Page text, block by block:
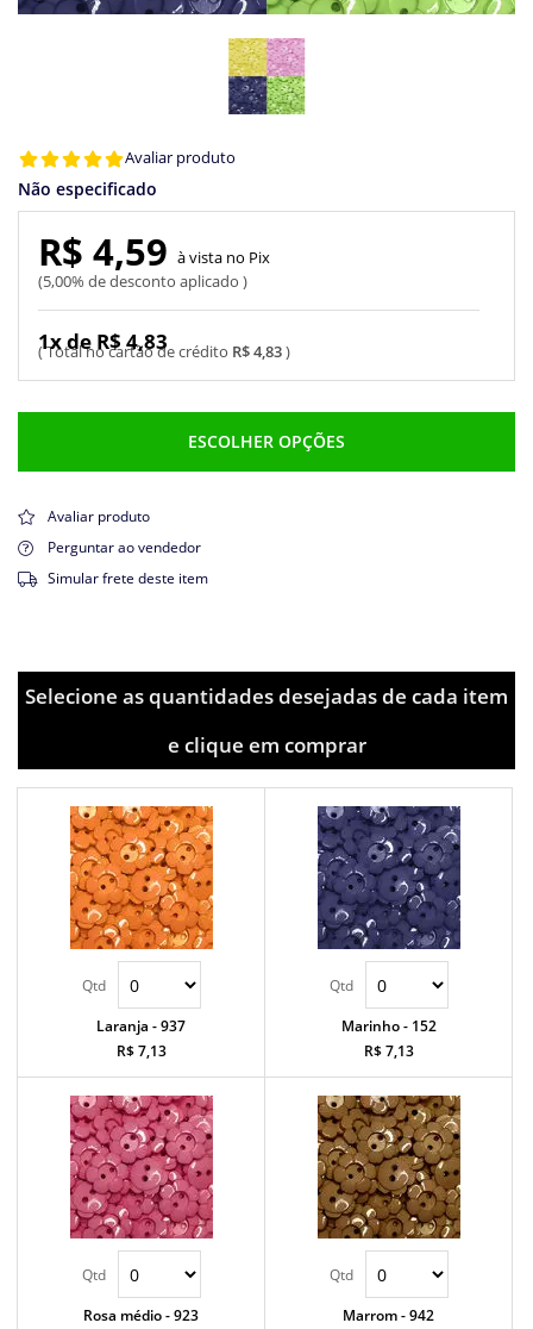
Avaliar produto
Não especificado
R$ 4,83
1x de R$ 4,83
R$ 4,59
5,00% de desconto aplicado
Pix
ESCOLHER OPÇÕES
Avaliar produto
Perguntar ao vendedor
Simular frete deste item
Selecione as quantidades desejadas de cada item
e clique em comprar
Laranja - 937
R$ 7,13
Marinho - 152
R$ 7,13
Rosa médio - 923
Marrom - 942